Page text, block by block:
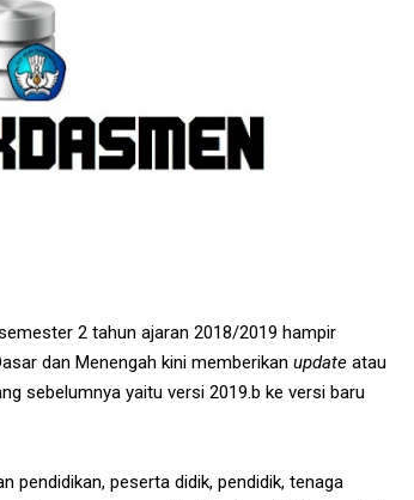
2 tahun ajaran 2018/2019 hampir
dan Menengah kini memberikan update atau
sebelumnya yaitu versi 2019.b ke versi baru
pendidikan, peserta didik, pendidik, tenaga